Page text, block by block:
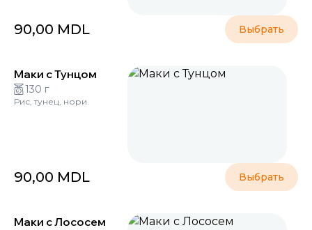
90,00 MDL Выбрать
Маки с Тунцом
130 г
Рис, тунец, нори.
90,00 MDL Выбрать
Маки с Лососем